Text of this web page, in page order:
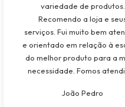
variedade de produtos.
Recomendo a loja e
serviços. Fui muito bem
e orientado em relação à
do melhor produto para a
necessidade. Fomos
atenção e suporte a todo
João Pedro